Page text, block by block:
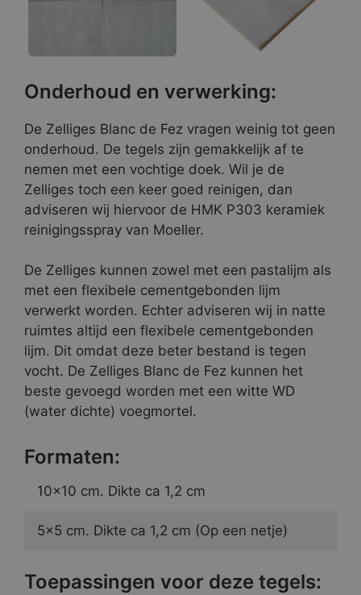
Onderhoud en verwerking:
De Zelliges Blanc de Fez vragen weinig tot geen
onderhoud. De tegels zijn gemakkelijk af te
nemen met een vochtige doek. Wil je de
Zelliges toch een keer goed reinigen, dan
adviseren wij hiervoor de HMK P303 keramiek
reinigingsspray van Moeller.
De Zelliges kunnen zowel met een pastalijm als
met een flexibele cementgebonden lijm
verwerkt worden. Echter adviseren wij in natte
ruimtes altijd een flexibele cementgebonden
lijm. Dit omdat deze beter bestand is tegen
vocht. De Zelliges Blanc de Fez kunnen het
beste gevoegd worden met een witte WD
(water dichte) voegmortel.
Formaten:
10×10 cm. Dikte ca 1,2 cm
5×5 cm. Dikte ca 1,2 cm (Op een netje)
Toepassingen voor deze tegels: